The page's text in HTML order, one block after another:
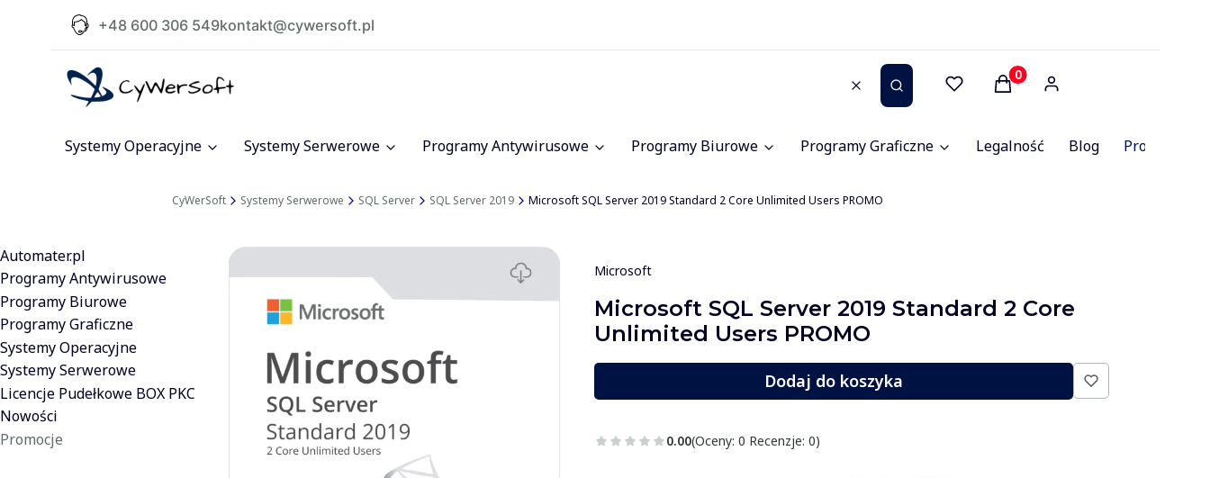
+48 600 306 549kontakt@cywersoft.pl
WyczyśćSzukaj Produkty w koszyku: 0.
Systemy Operacyjne Systemy Serwerowe Programy Antywirusowe Programy Biurowe Programy Graficzne Legalność Blog Promocje
CyWerSoft Systemy Serwerowe SQL Server SQL Server 2019 Microsoft SQL Server 2019 Standard 2 Core Unlimited Users PROMO
Automater.pl
Programy Antywirusowe
Programy Biurowe
Programy Graficzne
Systemy Operacyjne
Systemy Serwerowe
Licencje Pudełkowe BOX PKC
Nowości
Promocje
Microsoft
Microsoft SQL Server 2019 Standard 2 Core
Unlimited Users PROMO
Dodaj do koszyka
0.00(Oceny: 0 Recenzje: 0)